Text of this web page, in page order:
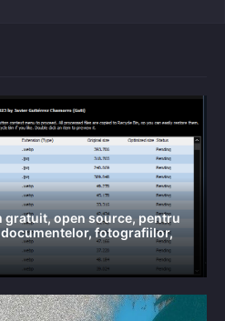
gratuit, open source, pentru
fotografiilor,